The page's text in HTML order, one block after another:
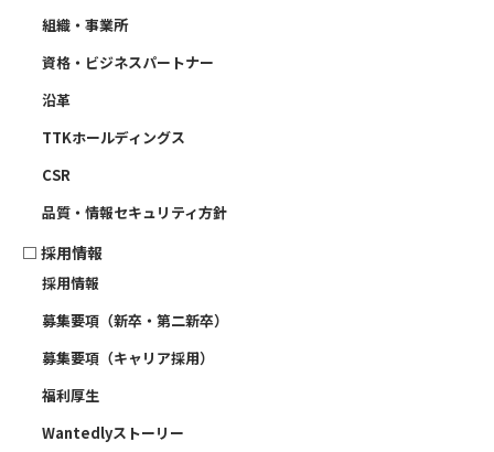
組織・事業所
資格・ビジネスパートナー
沿革
TTKホールディングス
CSR
品質・情報セキュリティ方針
□ 採用情報
採用情報
募集要項（新卒・第二新卒）
募集要項（キャリア採用）
福利厚生
Wantedlyストーリー